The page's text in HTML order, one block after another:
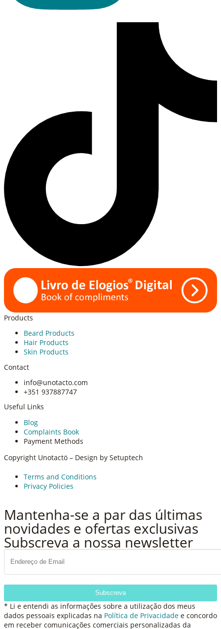
Products
Beard Products
Hair Products
Skin Products
Contact
info@unotacto.com
+351 937887747
Useful Links
Blog
Complaints Book
Payment Methods
Copyright Unotactö – Design by Setuptech
Terms and Conditions
Privacy Policies
Mantenha-se a par das últimas
novidades e ofertas exclusivas
Subscreva a nossa newsletter
Subscreva
* Li e entendi as informações sobre a utilização dos meus
dados pessoais explicadas na Política de Privacidade e concordo
em receber comunicações comerciais personalizadas da